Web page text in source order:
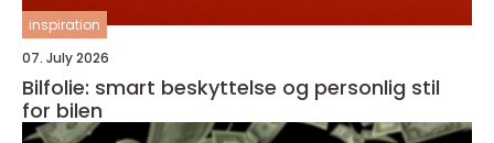
inspiration
07. July 2026
Bilfolie: smart beskyttelse og personlig stil
for bilen